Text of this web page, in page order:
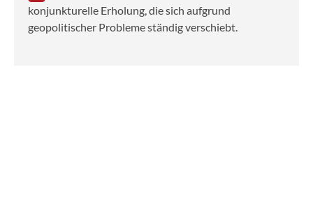
konjunkturelle Erholung, die sich aufgrund
geopolitischer Probleme ständig verschiebt.